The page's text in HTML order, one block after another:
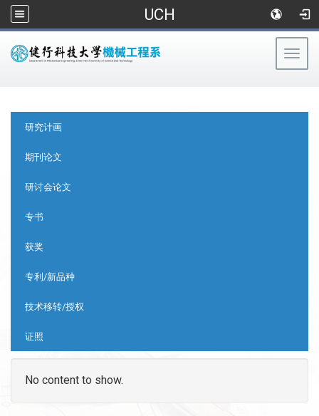
UCH
研究计画
期刊论文
研讨会论文
专书
获奖
专利/新品种
技术移转/授权
证照
No content to show.